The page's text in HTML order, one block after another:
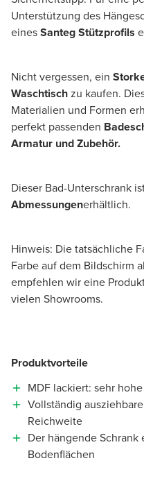
Unterstützung des
einesSanteg Stützprofils
Nicht vergessen, ein
Waschtischzu kaufen.
Materialien und Formen
perfekt passenden
Armatur und Zubehör.
Dieser Bad-Unterschrank
Abmessungenerhältlich.
Hinweis: Die tatsächliche
Farbe auf dem Bildschirm
empfehlen wir eine
vielen Showrooms.
Produktvorteile
MDF lackiert: sehr
Vollständig
Reichweite
Der hängende
Bodenflächen